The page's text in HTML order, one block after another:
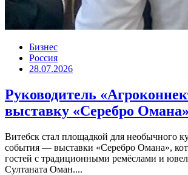
Бизнес
Россия
28.07.2026
Руководитель
выставку «Серебро
Витебск стал площадкой для необычного
события — выставки «Серебро Омана»,
гостей с традиционными ремёслами и
Султаната Оман....